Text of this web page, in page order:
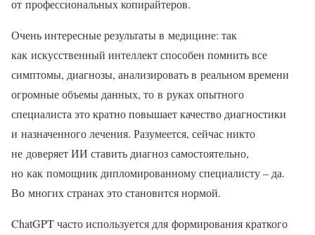
от профессиональных копирайтеров.
Очень интересные результаты в медицине: так
как искусственный интеллект способен помнить все
симптомы, диагнозы, анализировать в реальном времени
огромные объемы данных, то в руках опытного
специалиста это кратно повышает качество диагностики
и назначенного лечения. Разумеется, сейчас никто
не доверяет ИИ ставить диагноз самостоятельно,
но как помощник дипломированному специалисту – да.
Во многих странах это становится нормой.
ChatGPT часто используется для формирования краткого